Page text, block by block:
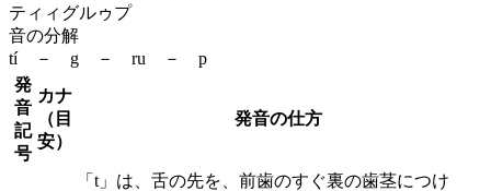
ティィグルゥプ
音の分解
tí － g － ru － p
発
音
記
号
カナ
（目
安）
発音の仕方
「t」は、舌の先を、前歯のすぐ裏の歯茎につけ